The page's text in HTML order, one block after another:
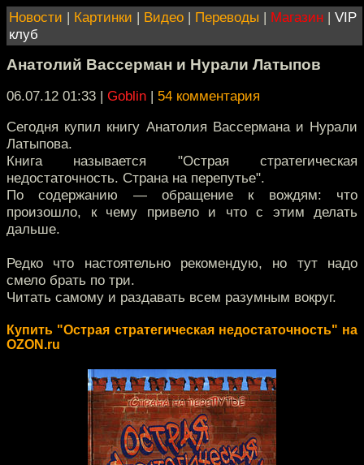
Новости | Картинки | Видео | Переводы | Магазин | VIP
клуб
Анатолий Вассерман и Нурали Латыпов
06.07.12 01:33 | Goblin | 54 комментария
Сегодня купил книгу Анатолия Вассермана и Нурали
Латыпова.
Книга называется "Острая стратегическая
недостаточность. Страна на перепутье".
По содержанию — обращение к вождям: что
произошло, к чему привело и что с этим делать
дальше.
Редко что настоятельно рекомендую, но тут надо
смело брать по три.
Читать самому и раздавать всем разумным вокруг.
Купить "Острая стратегическая недостаточность" на
OZON.ru